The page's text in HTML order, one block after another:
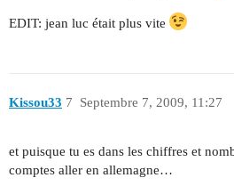
EDIT: jean luc était plus vite
Kissou33 Septembre 7, 2009, 11:27
7
et puisque tu es dans les chiffres et
comptes aller en allemagne…